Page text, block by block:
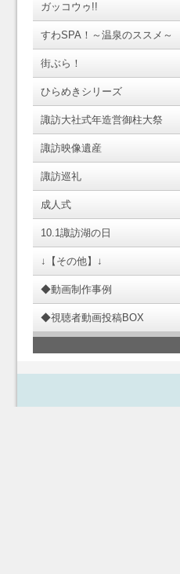
ガッコウゥ!!
すわSPA！～温泉のススメ～
街ぶら！
ひらめきシリーズ
諏訪大社式年造営御柱大祭
諏訪映像遺産
諏訪巡礼
成人式
10.1諏訪湖の日
↓【その他】↓
◆動画制作事例
◆視聴者動画投稿BOX